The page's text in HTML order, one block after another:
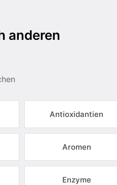
anderen
Antioxidantien
Aromen
Enzyme